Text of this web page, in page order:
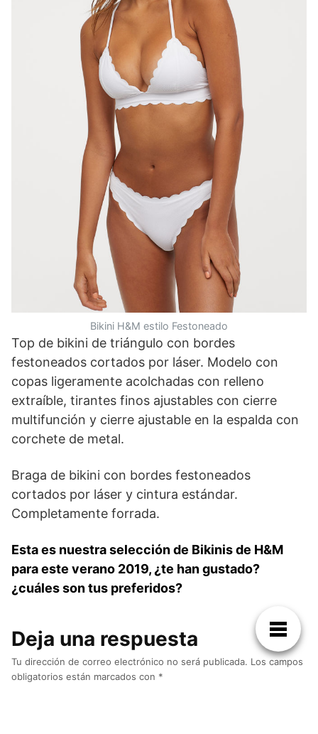
Bikini H&M estilo Festoneado
Top de bikini de triángulo con bordes
festoneados cortados por láser. Modelo con
copas ligeramente acolchadas con relleno
extraíble, tirantes finos ajustables con cierre
multifunción y cierre ajustable en la espalda con
corchete de metal.
Braga de bikini con bordes festoneados
cortados por láser y cintura estándar.
Completamente forrada.
Esta es nuestra selección de Bikinis de H&M
para este verano 2019, ¿te han gustado?
¿cuáles son tus preferidos?
Deja una respuesta
Tu dirección de correo electrónico no será publicada. Los campos
obligatorios están marcados con *